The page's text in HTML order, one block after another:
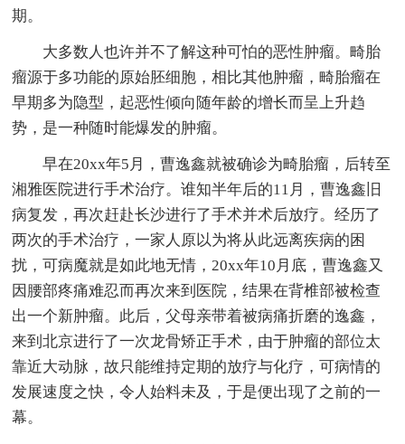
期。
大多数人也许并不了解这种可怕的恶性肿瘤。畸胎
瘤源于多功能的原始胚细胞，相比其他肿瘤，畸胎瘤在
早期多为隐型，起恶性倾向随年龄的增长而呈上升趋
势，是一种随时能爆发的肿瘤。
早在20xx年5月，曹逸鑫就被确诊为畸胎瘤，后转至
湘雅医院进行手术治疗。谁知半年后的11月，曹逸鑫旧
病复发，再次赶赴长沙进行了手术并术后放疗。经历了
两次的手术治疗，一家人原以为将从此远离疾病的困
扰，可病魔就是如此地无情，20xx年10月底，曹逸鑫又
因腰部疼痛难忍而再次来到医院，结果在背椎部被检查
出一个新肿瘤。此后，父母亲带着被病痛折磨的逸鑫，
来到北京进行了一次龙骨矫正手术，由于肿瘤的部位太
靠近大动脉，故只能维持定期的放疗与化疗，可病情的
发展速度之快，令人始料未及，于是便出现了之前的一
幕。